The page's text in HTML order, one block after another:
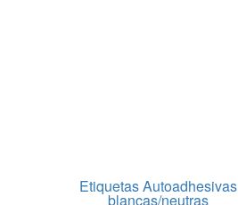
Etiquetas Autoadhesivas
blancas/neutras